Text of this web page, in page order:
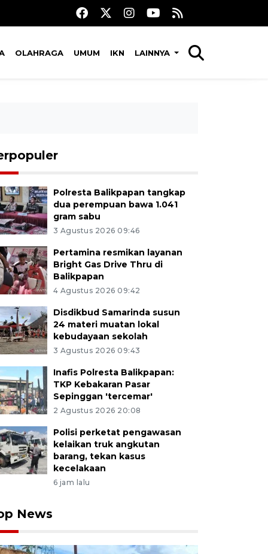
OLAHRAGA UMUM IKN LAINNYA
Polresta Balikpapan tangkap
dua perempuan bawa 1.041
gram sabu
3 Agustus 2026 09:46
Pertamina resmikan layanan
Bright Gas Drive Thru di
Balikpapan
4 Agustus 2026 09:42
Disdikbud Samarinda susun
24 materi muatan lokal
kebudayaan sekolah
3 Agustus 2026 09:43
Inafis Polresta Balikpapan:
TKP Kebakaran Pasar
Sepinggan 'tercemar'
2 Agustus 2026 20:08
Polisi perketat pengawasan
kelaikan truk angkutan
barang, tekan kasus
kecelakaan
6 jam lalu
News